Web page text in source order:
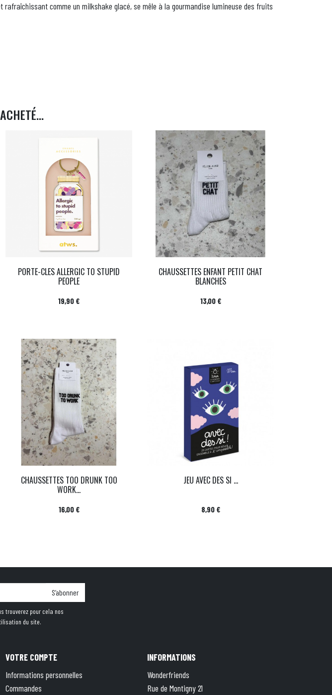
comme un milkshake glacé, se mêle à la gourmandise lumineuse des fruits
PORTE-CLES ALLERGIC TO STUPID
PEOPLE
Prix
19,90 €
CHAUSSETTES ENFANT PETIT CHAT
BLANCHES
Prix
13,00 €
CHAUSSETTES TOO DRUNK TOO
WORK...
Prix
16,00 €
JEU AVEC DES SI ...
Prix
8,90 €
S’abonner
trouverez pour cela nos
du site.
VOTRE COMPTE
Informations personnelles
Commandes
INFORMATIONS
Wonderfriends
Rue de Montigny 21